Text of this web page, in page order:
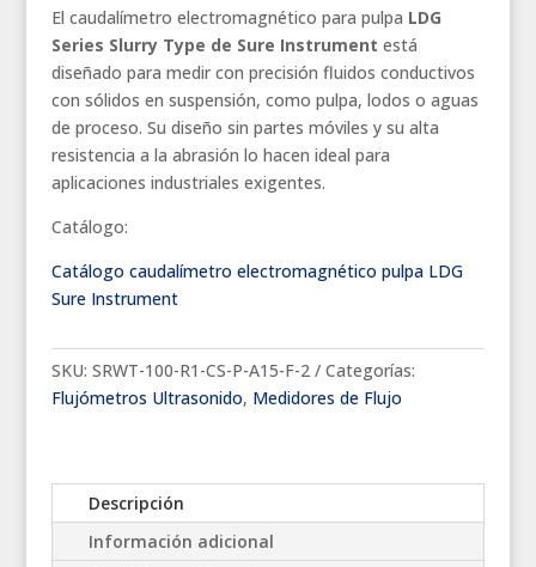
sólidos
en
suspensión
-
VIX
Chile
cantidad
El caudalímetro electromagnético para pulpa LDG
Series Slurry Type de Sure Instrument está
diseñado para medir con precisión fluidos conductivos
con sólidos en suspensión, como pulpa, lodos o aguas
de proceso. Su diseño sin partes móviles y su alta
resistencia a la abrasión lo hacen ideal para
aplicaciones industriales exigentes.
Catálogo:
Catálogo caudalímetro electromagnético pulpa LDG
Sure Instrument
SKU: SRWT-100-R1-CS-P-A15-F-2
Categorías:
Flujómetros Ultrasonido, Medidores de Flujo
Descripción
Información adicional